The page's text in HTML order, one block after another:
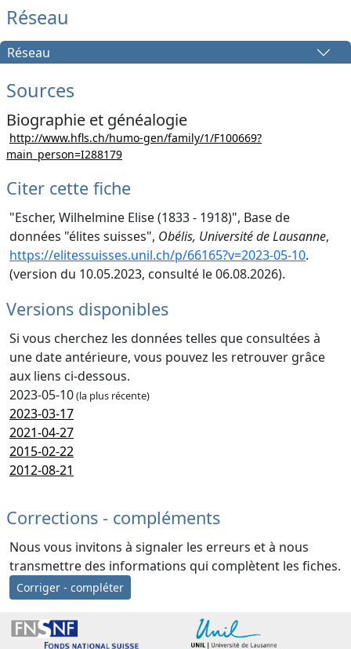
Réseau
Réseau
Sources
Biographie et généalogie
http://www.hfls.ch/humo-gen/family/1/F100669?
main_person=I288179
Citer cette fiche
"Escher, Wilhelmine Elise (1833 - 1918)", Base de
données "élites suisses", Obélis, Université de Lausanne,
https://elitessuisses.unil.ch/p/66165?v=2023-05-10.
(version du 10.05.2023, consulté le 06.08.2026).
Versions disponibles
Si vous cherchez les données telles que consultées à
une date antérieure, vous pouvez les retrouver grâce
aux liens ci-dessous.
2023-05-10(la plus récente)
2023-03-17
2021-04-27
2015-02-22
2012-08-21
Corrections - compléments
Nous vous invitons à signaler les erreurs et à nous
transmettre des informations qui complètent les fiches.
Corriger - compléter